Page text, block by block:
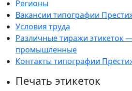
Регионы
Вакансии типографии
Условия труда
Различные тиражи этикеток
промышленные
Контакты типографии
Печать этикеток